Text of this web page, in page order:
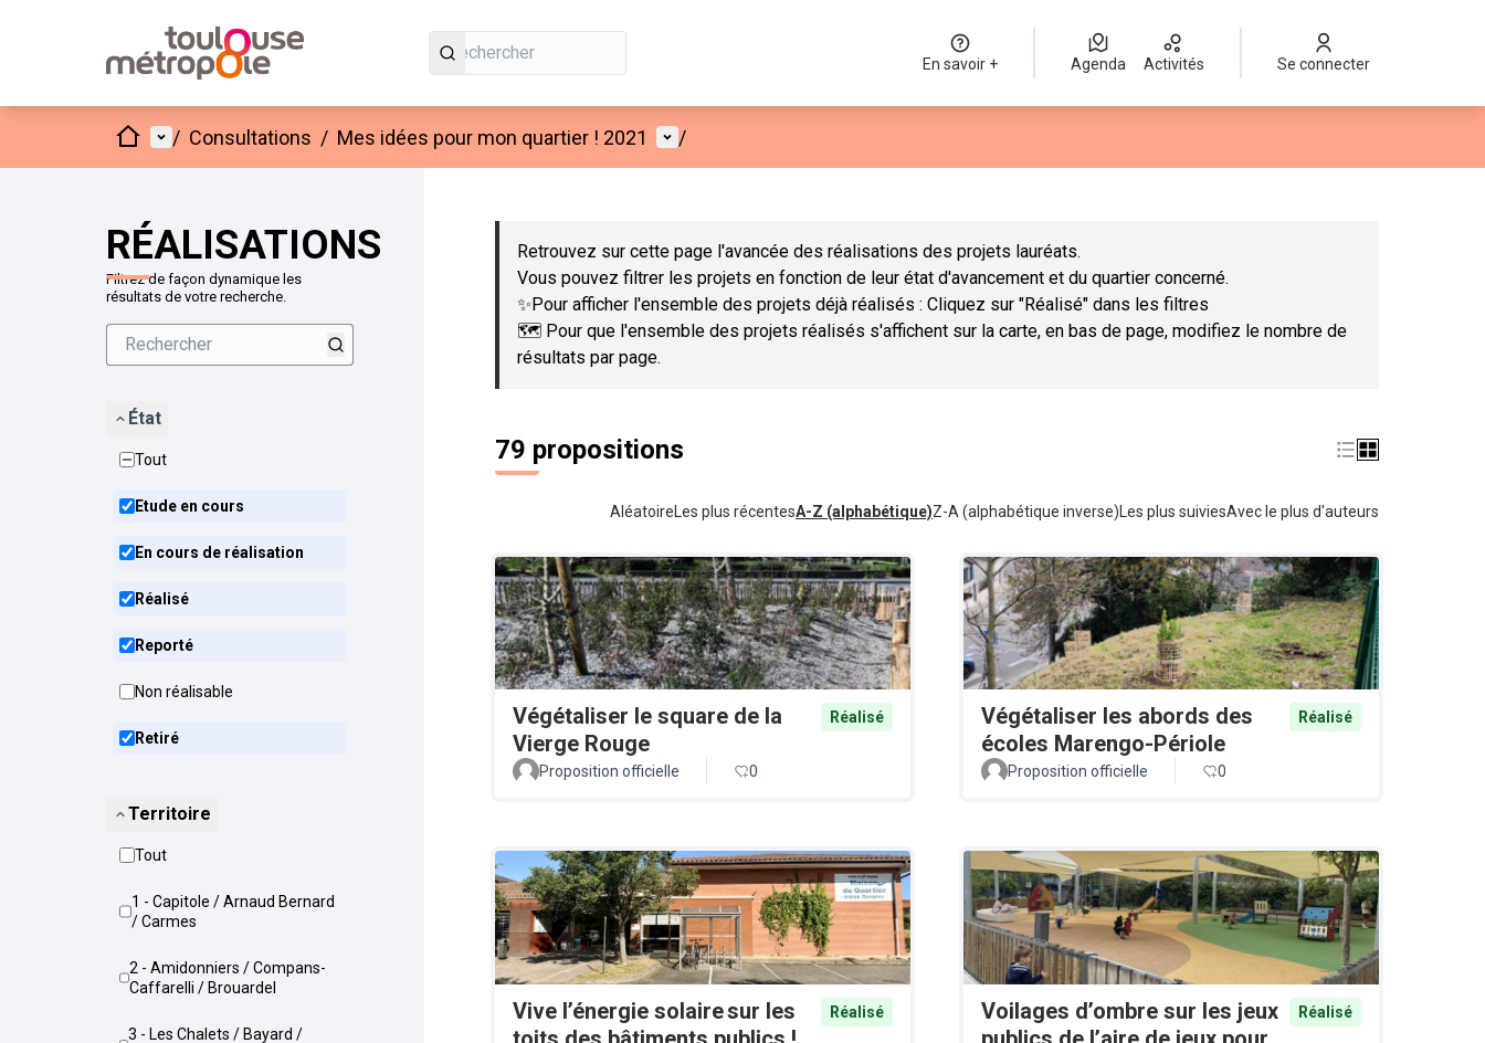
En savoir + Agenda Activités Se connecter
AccueilMenu principal
/ Consultations / Mes idées pour mon quartier ! 2021 Menu utilisateur
/
RÉALISATIONS
Filtrez de façon dynamique les
résultats de votre recherche.
État
Tout
Etude en cours
En cours de réalisation
Réalisé
Reporté
Non réalisable
Retiré
Territoire
Tout
1 - Capitole / Arnaud Bernard
/ Carmes
2 - Amidonniers / Compans-
Caffarelli / Brouardel
3 - Les Chalets / Bayard /
Passer la carte
Retrouvez sur cette page l'avancée des réalisations des projets lauréats.
Vous pouvez filtrer les projets en fonction de leur état d'avancement et du quartier concerné.
✨Pour afficher l'ensemble des projets déjà réalisés : Cliquez sur "Réalisé" dans les filtres
🗺️ Pour que l'ensemble des projets réalisés s'affichent sur la carte, en bas de page, modifiez le nombre de
résultats par page.
79 propositions
Aléatoire Les plus récentesA-Z (alphabétique)Z-A (alphabétique inverse) Les plus suiviesAvec le plus d'auteurs
Végétaliser le square de la
Vierge Rouge
Réalisé
Proposition officielle 0
Végétaliser les abords des
écoles Marengo-Périole
Réalisé
Proposition officielle 0
Vive l’énergie solaire sur les
Réalisé
Voilages d’ombre sur les jeux
Réalisé